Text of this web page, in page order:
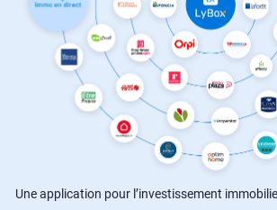
Une application pour l’investissement